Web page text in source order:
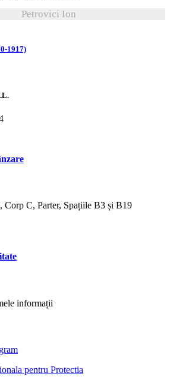
Petrovici Ion
1917)
C, Parter, Spațiile B3 și B19
informații